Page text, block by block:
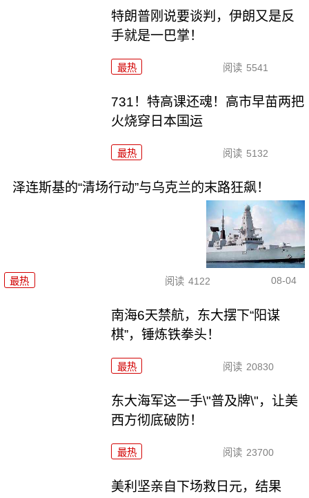
特朗普刚说要谈判，伊朗又是反
手就是一巴掌！
最热 阅读 5541
731！特高课还魂！高市早苗两把
火烧穿日本国运
最热 阅读 5132
泽连斯基的“清场行动”与乌克兰的末路狂飙！
最热 阅读 4122 08-04
南海6天禁航，东大摆下“阳谋
棋”，锤炼铁拳头！
最热 阅读 20830
东大海军这一手\"普及牌\"，让美
西方彻底破防！
最热 阅读 23700
美利坚亲自下场救日元，结果